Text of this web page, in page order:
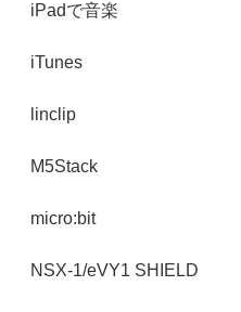
iPadで音楽
iTunes
linclip
M5Stack
micro:bit
NSX-1/eVY1 SHIELD